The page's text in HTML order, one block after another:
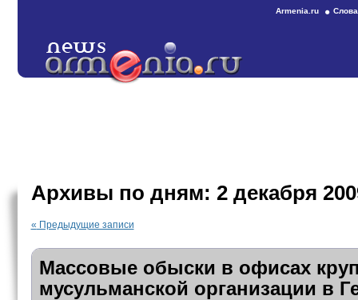
Armenia.ru
Архивы по дням: 2 декабря
« Предыдущие записи
Массовые обыски в офисах
мусульманской организации в